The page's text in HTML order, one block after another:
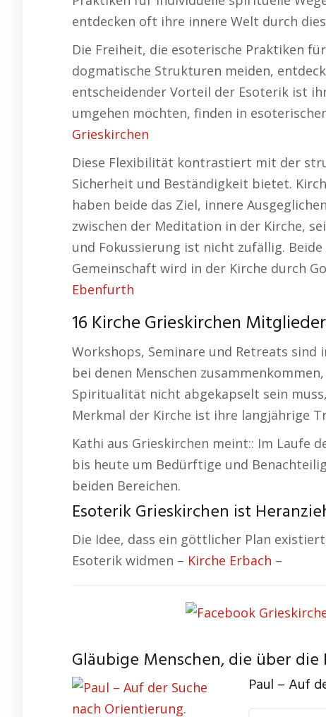
entdecken oft ihre innere Welt durch
Die Freiheit, die esoterische Praktiken
dogmatische Strukturen meiden,
entscheidender Vorteil der Esoterik ist
umgehen möchten, finden in
Grieskirchen
Diese Flexibilität kontrastiert mit der
Sicherheit und Beständigkeit bietet.
haben beide das Ziel, innere
zwischen der Meditation in der Kirche,
und Fokussierung ist nicht zufällig.
Gemeinschaft wird in der Kirche durch
Ebenfurth
16 Kirche Grieskirchen
Workshops, Seminare und Retreats
bei denen Menschen
Spiritualität nicht abgekapselt sein
Merkmal der Kirche ist ihre langjährige
Kathi aus Grieskirchen meint:: Im Laufe
bis heute um Bedürftige und
beiden Bereichen.
Esoterik Grieskirchen ist
Die Idee, dass ein göttlicher Plan
Esoterik widmen – Kirche Erbach –
Gläubige Menschen, die über
Paul – Auf